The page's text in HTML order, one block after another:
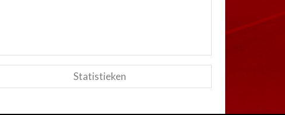
Statistieken